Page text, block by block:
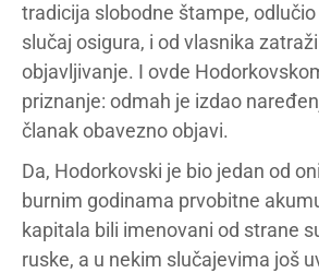
tradicija slobodne štampe, odlučio
slučaj osigura, i od vlasnika
objavljivanje. I ovde
priznanje: odmah je izdao
članak obavezno objavi.
Da, Hodorkovski je bio jedan od
burnim godinama prvobitne
kapitala bili imenovani od strane
ruske, a u nekim slučajevima još